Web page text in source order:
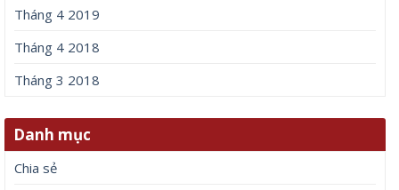
Tháng 4 2019
Tháng 4 2018
Tháng 3 2018
Danh mục
Chia sẻ